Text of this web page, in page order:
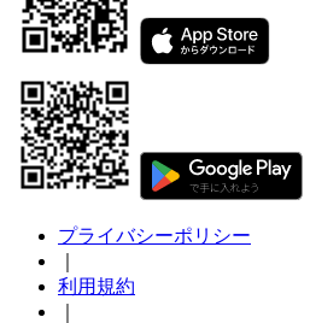
プライバシーポリシー
利用規約